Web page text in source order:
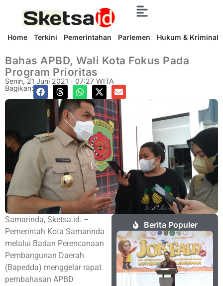
Home Terkini Pemerintahan Parlemen Hukum & Kriminal
Bahas APBD, Wali Kota Fokus Pada
Program Prioritas
Senin, 21 Juni 2021 - 07:27 WITA
Bagikan:
Samarinda, Sketsa.id. –
Pemerintah Kota Samarinda
melalui Badan Perencanaan
Pembangunan Daerah
(Bapedda) menggelar rapat
pembahasan APBD
Berita Populer